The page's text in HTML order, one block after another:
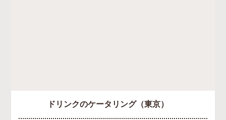
ドリンクのケータリング（東京）